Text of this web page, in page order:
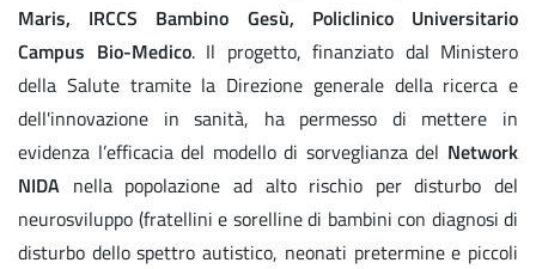
Maris, IRCCS Bambino Gesù, Policlinico Universitario
Campus Bio-Medico. Il progetto, finanziato dal Ministero
della Salute tramite la Direzione generale della ricerca e
dell'innovazione in sanità, ha permesso di mettere in
evidenza l’efficacia del modello di sorveglianza del Network
NIDA nella popolazione ad alto rischio per disturbo del
neurosviluppo (fratellini e sorelline di bambini con diagnosi di
disturbo dello spettro autistico, neonati pretermine e piccoli